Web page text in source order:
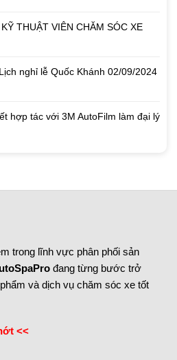
THUẬT VIÊN CHĂM SÓC XE
nghỉ lễ Quốc Khánh 02/09/2024
hợp tác với 3M AutoFilm làm đại lý
trong lĩnh vực phân phối sản
đang từng bước trở
và dịch vụ chăm sóc xe tốt
<<